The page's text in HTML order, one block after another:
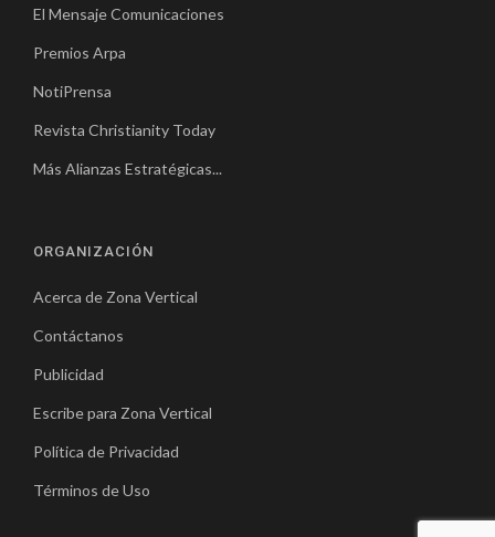
El Mensaje Comunicaciones
Premios Arpa
NotiPrensa
Revista Christianity Today
Más Alianzas Estratégicas...
ORGANIZACIÓN
Acerca de Zona Vertical
Contáctanos
Publicidad
Escribe para Zona Vertical
Política de Privacidad
Términos de Uso